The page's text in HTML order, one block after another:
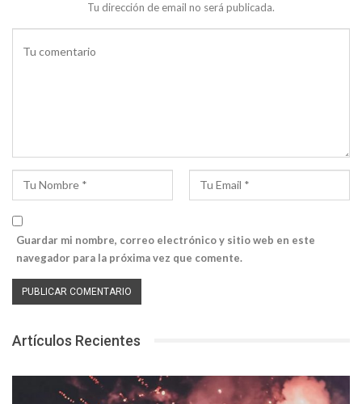
Tu dirección de email no será publicada.
Guardar mi nombre, correo electrónico y sitio web en este
navegador para la próxima vez que comente.
Artículos Recientes